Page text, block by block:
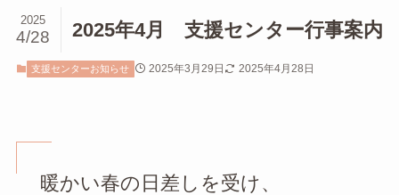
2025年4月 支援センター行事案内
2025
4/28
支援センターお知らせ 2025年3月29日 2025年4月28日
暖かい春の日差しを受け、